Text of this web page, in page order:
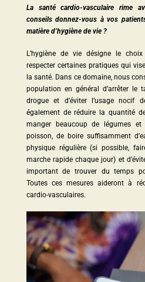
La santé cardio-vasculaire rime
conseils donnez-vous à vos
matière d’hygiène de vie ?
L’hygiène de vie désigne le
respecter certaines pratiques qui
la santé. Dans ce domaine, nous
population en général d’arrêter le
drogue et d’éviter l’usage nocif
également de réduire la quantité
manger beaucoup de légumes
poisson, de boire suffisamment
physique régulière (si possible,
marche rapide chaque jour) et
important de trouver du temps
Toutes ces mesures aideront à
cardio-vasculaires.